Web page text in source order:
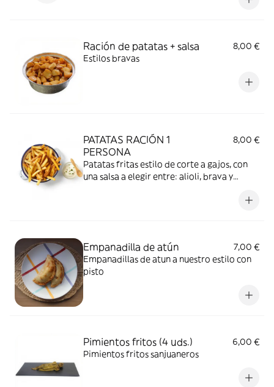
Ración de patatas + salsa
8,00 €
Estilos bravas
PATATAS RACIÓN 1
PERSONA
8,00 €
Patatas fritas estilo de corte a gajos, con
una salsa a elegir entre: alioli, brava y
Empanadilla de atún
7,00 €
Empanadillas de atun a nuestro estilo con
pisto
Pimientos fritos (4 uds.)
6,00 €
Pimientos fritos sanjuaneros